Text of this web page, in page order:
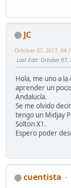
JC
October 07, 2017,
Last Edit: October 07,
Hola, me uno a
aprender un
Andalucía.
Se me olvido
tengo un Midjay
Solton X1.
Espero poder
cuentista